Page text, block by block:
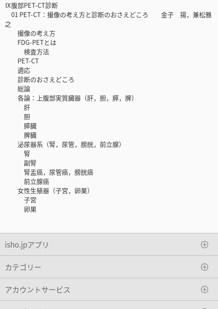
Ⅸ腹部PET-CT診断
01 PET-CT：撮像の考え方と診断のおさえどころ 金子 揚，兼松雅
之
撮像の考え方
FDG-PETとは
検査方法
PET-CT
適応
診断のおさえどころ
総論
各論：上腹部実質臓器（肝，胆，膵，脾）
肝
胆
膵臓
脾臓
泌尿器系（腎，尿管，膀胱，前立腺）
腎
副腎
腎盂癌，尿管癌，膀胱癌
前立腺癌
女性生殖器（子宮，卵巣）
子宮
卵巣
isho.jpアプリ
カテゴリー
アカウントサービス